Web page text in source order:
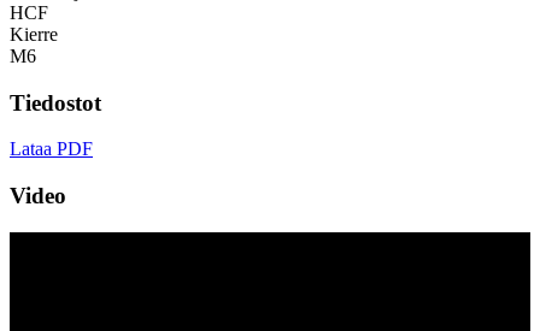
HCF
Kierre
M6
Tiedostot
Lataa PDF
Video